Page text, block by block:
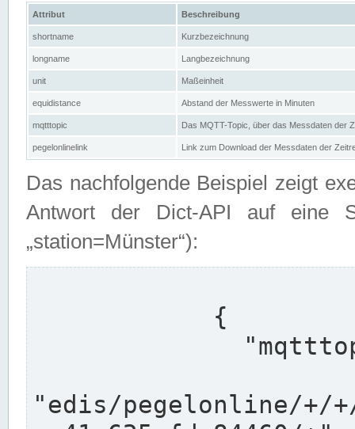
Attribut Beschreibung
shortname Kurzbezeichnung
longname Langbezeichnung
unit Maßeinheit
equidistance Abstand der Messwerte in Minuten
mqtttopic Das MQTT-Topic, über das Messdaten der
pegelonlinelink Link zum Download der Messdaten der
Das nachfolgende Beispiel zeigt
Antwort der Dict-API auf eine
„station=Münster“):
"edis/pegelonline/+/